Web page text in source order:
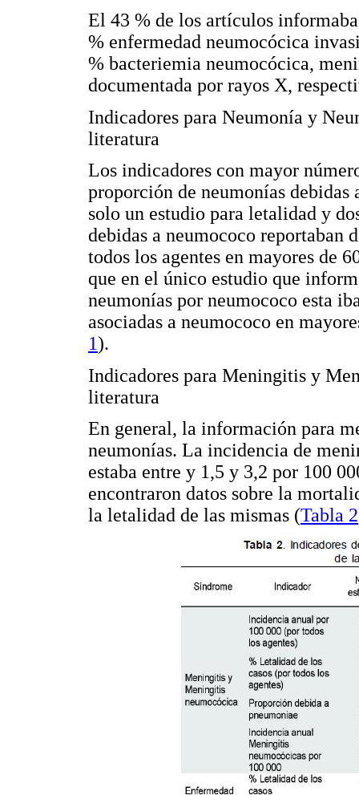
El 43 % de los artículos
% enfermedad neumocócica
% bacteriemia neumocócica,
documentada por rayos X,
Indicadores para Neumonía y
literatura
Los indicadores con mayor
proporción de neumonías debidas
solo un estudio para letalidad y
debidas a neumococo reportaban
todos los agentes en mayores de
que en el único estudio que
neumonías por neumococo esta
asociadas a neumococo en
1).
Indicadores para Meningitis y
literatura
En general, la información para
neumonías. La incidencia de
estaba entre y 1,5 y 3,2 por 100
encontraron datos sobre la
la letalidad de las mismas (Tabla 2